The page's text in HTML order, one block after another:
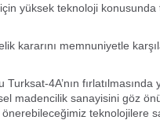
yüksek teknoloji konusunda
kararını memnuniyetle
4A’nın fırlatılmasında
madencilik sanayisini göz
teknolojilere